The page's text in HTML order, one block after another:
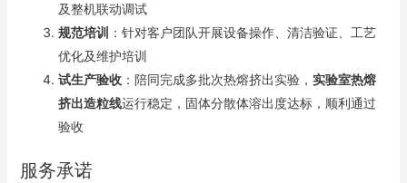
及整机联动调试
规范培训 ：针对客户团队开展设备操作、清洁验证、工艺
优化及维护培训
试生产验收：陪同完成多批次热熔挤出实验， 实验室热熔
挤出造粒线运行稳定，固体分散体溶出度达标，顺利通过
验收
服务承诺